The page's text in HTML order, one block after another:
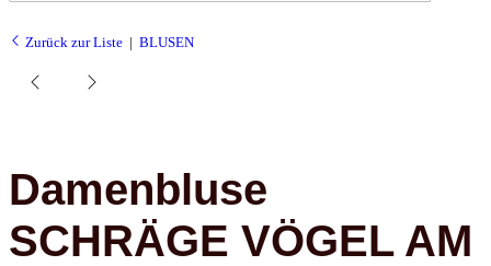
Zurück zur Liste BLUSEN
Damenbluse
SCHRÄGE VÖGEL AM